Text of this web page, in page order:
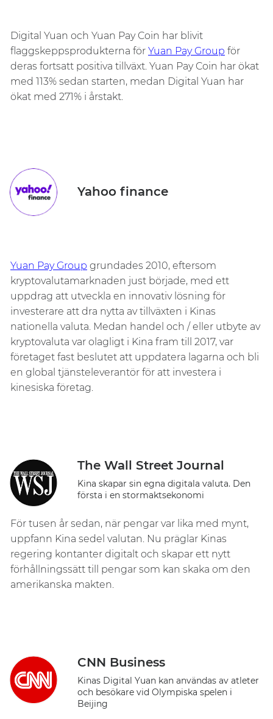
Digital Yuan och Yuan Pay Coin har blivit
flaggskeppsprodukterna för Yuan Pay Group för
deras fortsatt positiva tillväxt. Yuan Pay Coin har ökat
med 113% sedan starten, medan Digital Yuan har
ökat med 271% i årstakt.
Yahoo finance
Yuan Pay Group grundades 2010, eftersom
kryptovalutamarknaden just började, med ett
uppdrag att utveckla en innovativ lösning för
investerare att dra nytta av tillväxten i Kinas
nationella valuta. Medan handel och / eller utbyte av
kryptovaluta var olagligt i Kina fram till 2017, var
företaget fast beslutet att uppdatera lagarna och bli
en global tjänsteleverantör för att investera i
kinesiska företag.
The Wall Street Journal
Kina skapar sin egna digitala valuta. Den
första i en stormaktsekonomi
För tusen år sedan, när pengar var lika med mynt,
uppfann Kina sedel valutan. Nu präglar Kinas
regering kontanter digitalt och skapar ett nytt
förhållningssätt till pengar som kan skaka om den
amerikanska makten.
CNN Business
Kinas Digital Yuan kan användas av atleter
och besökare vid Olympiska spelen i
Beijing